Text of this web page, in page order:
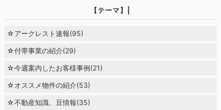
【テーマ】|
☆アークレスト速報(95)
☆付帯事業の紹介(29)
☆今週案内したお客様事例(21)
☆オススメ物件の紹介(53)
☆不動産知識、豆情報(35)